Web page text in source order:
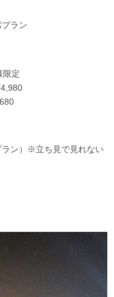
ラン
定
ン）※立ち見で見れない